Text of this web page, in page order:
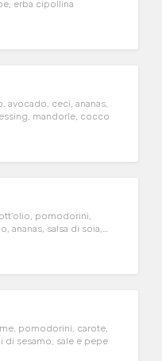
erba cipollina
avocado, ceci, ananas,
mandorle, cocco
pomodorini,
ananas, salsa di soia,
pomodorini, carote,
di sesamo, sale e pepe